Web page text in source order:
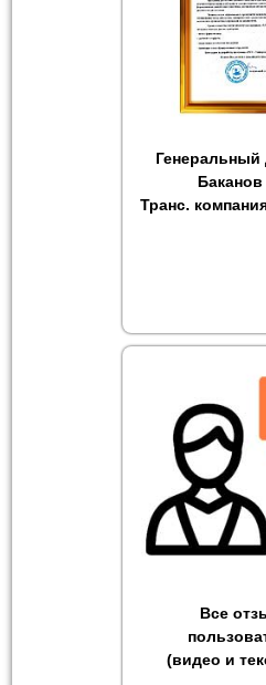
Генеральный
Транс.
Все
(видео и